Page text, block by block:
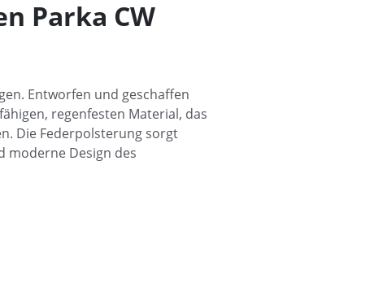
Parka CW
Entworfen und geschaffen
regenfesten Material, das
Die Federpolsterung sorgt
moderne Design des